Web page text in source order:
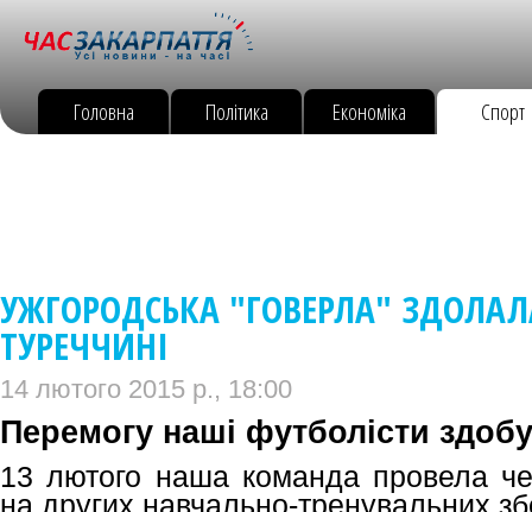
Головна Політика Економіка Спорт
УЖГОРОДСЬКА "ГОВЕРЛА"
ТУРЕЧЧИНІ
14 лютого 2015 р., 18:00
Перемогу наші футболісти
13 лютого наша команда провела
на других навчально-тренувальних